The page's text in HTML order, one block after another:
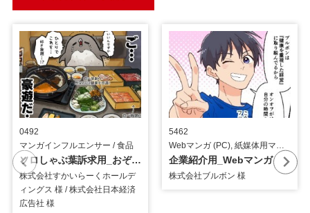
0492
マンガインフルエンサー / 食品
ソロしゃぶ葉訴求用_おぞねさん_インフルエンサーマンガ
株式会社すかいらーくホールデ
ィングス 様 / 株式会社日本経済
広告社 様
5462
Webマンガ (PC), 紙媒体用マンガ / 食品
企業紹介用_Webマンガ
株式会社ブルボン 様